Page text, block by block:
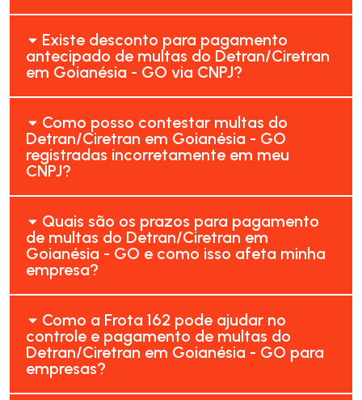
Existe desconto para pagamento
antecipado de multas do Detran/Ciretran
em Goianésia - GO via CNPJ?
Como posso contestar multas do
Detran/Ciretran em Goianésia - GO
registradas incorretamente em meu
CNPJ?
Quais são os prazos para pagamento
de multas do Detran/Ciretran em
Goianésia - GO e como isso afeta minha
empresa?
Como a Frota 162 pode ajudar no
controle e pagamento de multas do
Detran/Ciretran em Goianésia - GO para
empresas?